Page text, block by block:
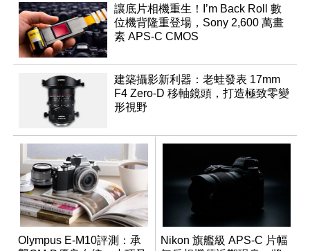
讓底片相機重生！I’m Back Roll 數
位機背隆重登場，Sony 2,600 萬畫
素 APS-C CMOS
建築攝影新利器：老蛙發表 17mm
F4 Zero-D 移軸鏡頭，打造極致零變
形視野
Olympus E-M10評測：承
Nikon 旗艦級 APS-C 片幅